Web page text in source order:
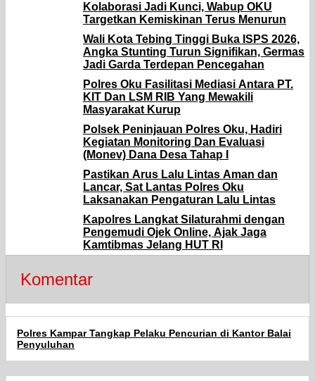
Kolaborasi Jadi Kunci, Wabup OKU
Targetkan Kemiskinan Terus Menurun
Wali Kota Tebing Tinggi Buka ISPS 2026,
Angka Stunting Turun Signifikan, Germas
Jadi Garda Terdepan Pencegahan
Polres Oku Fasilitasi Mediasi Antara PT.
KIT Dan LSM RIB Yang Mewakili
Masyarakat Kurup
Polsek Peninjauan Polres Oku, Hadiri
Kegiatan Monitoring Dan Evaluasi
(Monev) Dana Desa Tahap I
Pastikan Arus Lalu Lintas Aman dan
Lancar, Sat Lantas Polres Oku
Laksanakan Pengaturan Lalu Lintas
Kapolres Langkat Silaturahmi dengan
Pengemudi Ojek Online, Ajak Jaga
Kamtibmas Jelang HUT RI
Komentar
Polres Kampar Tangkap Pelaku Pencurian di Kantor Balai
Penyuluhan